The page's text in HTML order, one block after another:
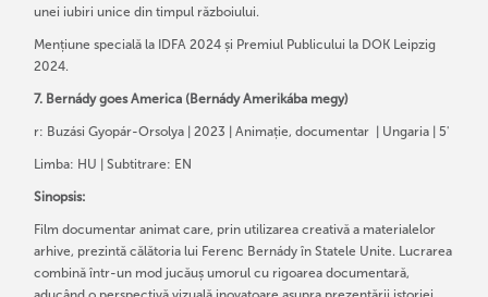
unei iubiri unice din timpul războiului.
Mențiune specială la IDFA 2024 și Premiul Publicului la DOK Leipzig
2024.
7. Bernády goes America (Bernády Amerikába megy)
r: Buzási Gyopár-Orsolya | 2023 | Animație, documentar | Ungaria | 5'
Limba: HU | Subtitrare: EN
Sinopsis:
Film documentar animat care, prin utilizarea creativă a materialelor
arhive, prezintă călătoria lui Ferenc Bernády în Statele Unite. Lucrarea
combină într-un mod jucăuș umorul cu rigoarea documentară,